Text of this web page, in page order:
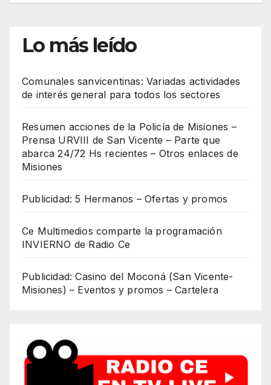
Lo más leído
Comunales sanvicentinas: Variadas actividades
de interés general para todos los sectores
Resumen acciones de la Policía de Misiones –
Prensa URVIII de San Vicente – Parte que
abarca 24/72 Hs recientes – Otros enlaces de
Misiones
Publicidad: 5 Hermanos – Ofertas y promos
Ce Multimedios comparte la programación
INVIERNO de Radio Ce
Publicidad: Casino del Moconá (San Vicente-
Misiones) – Eventos y promos – Cartelera